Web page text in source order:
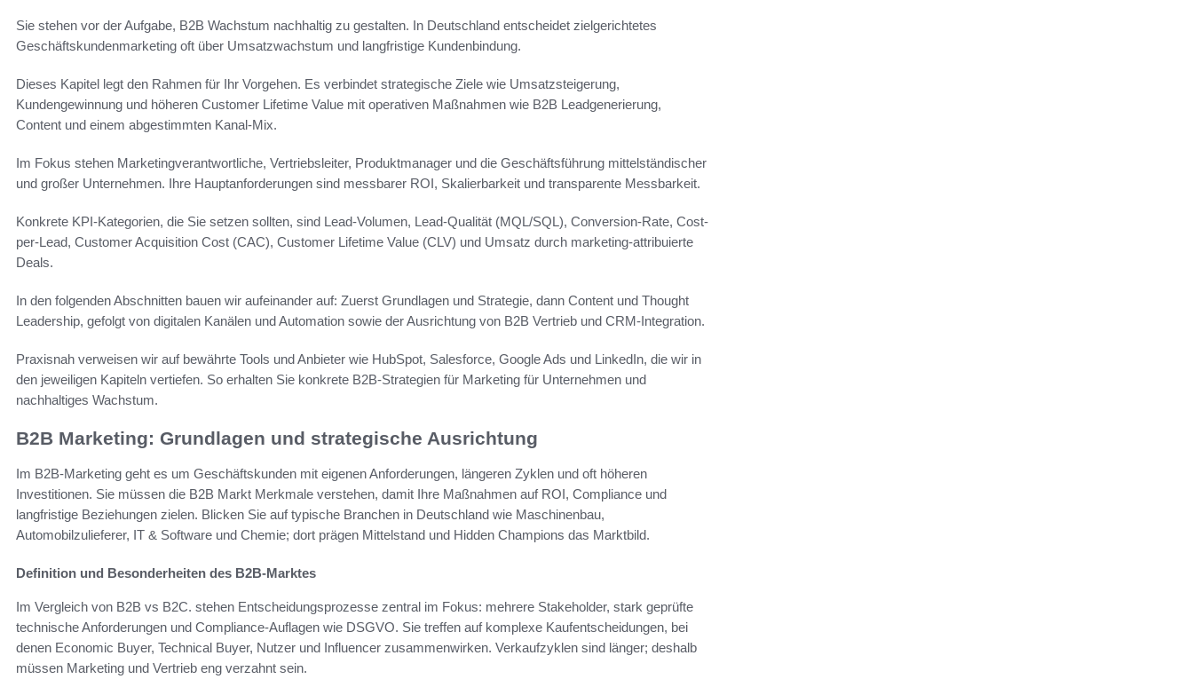
Sie stehen vor der Aufgabe, B2B Wachstum nachhaltig zu gestalten. In Deutschland entscheidet zielgerichtetes
Geschäftskundenmarketing oft über Umsatzwachstum und langfristige Kundenbindung.
Dieses Kapitel legt den Rahmen für Ihr Vorgehen. Es verbindet strategische Ziele wie Umsatzsteigerung,
Kundengewinnung und höheren Customer Lifetime Value mit operativen Maßnahmen wie B2B Leadgenerierung,
Content und einem abgestimmten Kanal-Mix.
Im Fokus stehen Marketingverantwortliche, Vertriebsleiter, Produktmanager und die Geschäftsführung mittelständischer
und großer Unternehmen. Ihre Hauptanforderungen sind messbarer ROI, Skalierbarkeit und transparente Messbarkeit.
Konkrete KPI-Kategorien, die Sie setzen sollten, sind Lead-Volumen, Lead-Qualität (MQL/SQL), Conversion-Rate, Cost-
per-Lead, Customer Acquisition Cost (CAC), Customer Lifetime Value (CLV) und Umsatz durch marketing-attribuierte
Deals.
In den folgenden Abschnitten bauen wir aufeinander auf: Zuerst Grundlagen und Strategie, dann Content und Thought
Leadership, gefolgt von digitalen Kanälen und Automation sowie der Ausrichtung von B2B Vertrieb und CRM-Integration.
Praxisnah verweisen wir auf bewährte Tools und Anbieter wie HubSpot, Salesforce, Google Ads und LinkedIn, die wir in
den jeweiligen Kapiteln vertiefen. So erhalten Sie konkrete B2B-Strategien für Marketing für Unternehmen und
nachhaltiges Wachstum.
B2B Marketing: Grundlagen und strategische Ausrichtung
Im B2B-Marketing geht es um Geschäftskunden mit eigenen Anforderungen, längeren Zyklen und oft höheren
Investitionen. Sie müssen die B2B Markt Merkmale verstehen, damit Ihre Maßnahmen auf ROI, Compliance und
langfristige Beziehungen zielen. Blicken Sie auf typische Branchen in Deutschland wie Maschinenbau,
Automobilzulieferer, IT & Software und Chemie; dort prägen Mittelstand und Hidden Champions das Marktbild.
Definition und Besonderheiten des B2B-Marktes
Im Vergleich von B2B vs B2C. stehen Entscheidungsprozesse zentral im Fokus: mehrere Stakeholder, stark geprüfte
technische Anforderungen und Compliance-Auflagen wie DSGVO. Sie treffen auf komplexe Kaufentscheidungen, bei
denen Economic Buyer, Technical Buyer, Nutzer und Influencer zusammenwirken. Verkaufzyklen sind länger; deshalb
müssen Marketing und Vertrieb eng verzahnt sein.